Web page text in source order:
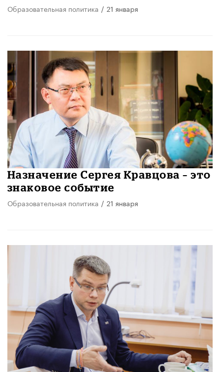
Образовательная политика / 21 января
Назначение Сергея Кравцова – это
знаковое событие
Образовательная политика / 21 января